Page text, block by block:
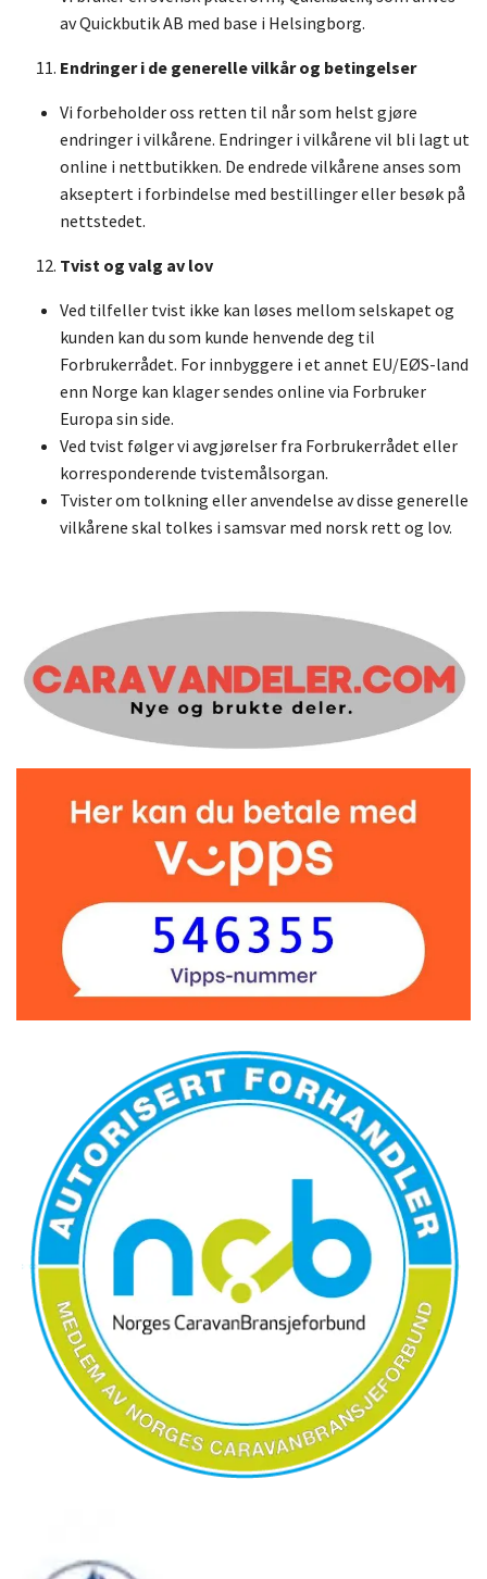
av Quickbutik AB med base i Helsingborg.
Endringer i de generelle vilkår og betingelser
Vi forbeholder oss retten til når som helst gjøre
endringer i vilkårene. Endringer i vilkårene vil bli lagt ut
online i nettbutikken. De endrede vilkårene anses som
akseptert i forbindelse med bestillinger eller besøk på
nettstedet.
Tvist og valg av lov
Ved tilfeller tvist ikke kan løses mellom selskapet og
kunden kan du som kunde henvende deg til
Forbrukerrådet. For innbyggere i et annet EU/EØS-land
enn Norge kan klager sendes online via Forbruker
Europa sin side.
Ved tvist følger vi avgjørelser fra Forbrukerrådet eller
korresponderende tvistemålsorgan.
Tvister om tolkning eller anvendelse av disse generelle
vilkårene skal tolkes i samsvar med norsk rett og lov.